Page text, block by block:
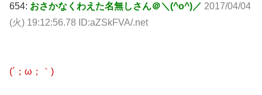
654: おさかなくわえた名無しさん＠＼(^o^)／ 2017/04/04
(火) 19:12:56.78 ID:aZSkFVA/.net
(´；ω；｀)